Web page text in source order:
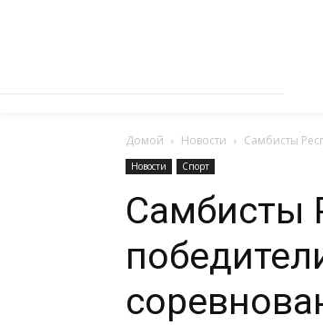
Домой Новости Самбисты
Новости Спорт
Самбисты